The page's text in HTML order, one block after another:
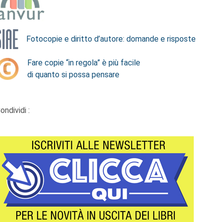
Fotocopie e diritto d’autore: domande e risposte
Fare copie “in regola” è più facile
di quanto si possa pensare
: